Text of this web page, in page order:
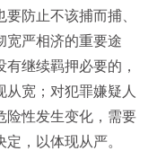
防止不该捕而捕、
宽严相济的重要途
继续羁押必要的，
宽；对犯罪嫌疑人
险性发生变化，需要
，以体现从严。